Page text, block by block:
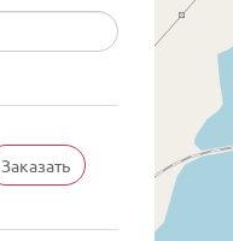
Заказать